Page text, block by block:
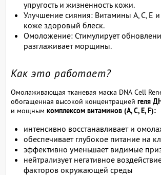
упругость и жизненность кожи.
Улучшение сияния: Витамины A, C, E
коже здоровый блеск.
Омоложение: Стимулирует
разглаживает морщины.
Как это работает?
Омолаживающая тканевая маска DNA Cell
обогащенная высокой концентрацией геля
и мощным комплексом витаминов (A, C, E, F):
интенсивно восстанавливает и
обеспечивает глубокое питание на
эффективно уменьшает видимые
нейтрализует негативное
факторов окружающей среды